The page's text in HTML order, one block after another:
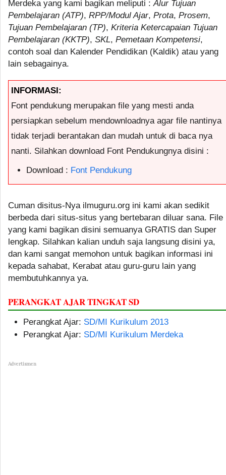
Merdeka yang kami bagikan meliputi :Alur Tujuan
Pembelajaran (ATP), RPP/Modul Ajar, Prota, Prosem,
Tujuan Pembelajaran (TP), Kriteria Ketercapaian Tujuan
Pembelajaran (KKTP), SKL, Pemetaan Kompetensi,
contoh soal dan Kalender Pendidikan (Kaldik) atau yang
lain sebagainya.
INFORMASI:
Font pendukung merupakan file yang mesti anda
persiapkan sebelum mendownloadnya agar file nantinya
tidak terjadi berantakan dan mudah untuk di baca nya
nanti. Silahkan download Font Pendukungnya disini :
Download : Font Pendukung
Cuman disitus-Nya ilmuguru.org ini kami akan sedikit
berbeda dari situs-situs yang bertebaran diluar sana. File
yang kami bagikan disini semuanya GRATIS dan Super
lengkap. Silahkan kalian unduh saja langsung disini ya,
dan kami sangat memohon untuk bagikan informasi ini
kepada sahabat, Kerabat atau guru-guru lain yang
membutuhkannya ya.
PERANGKAT AJAR TINGKAT SD
Perangkat Ajar: SD/MI Kurikulum 2013
Perangkat Ajar: SD/MI Kurikulum Merdeka
Advertismen